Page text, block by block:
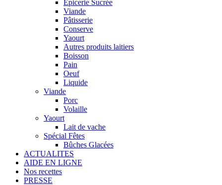
Epicerie Sucrée
Viande
Pâtisserie
Conserve
Yaourt
Autres produits laitiers
Boisson
Pain
Oeuf
Liquide
Viande
Porc
Volaille
Yaourt
Lait de vache
Spécial Fêtes
Bûches Glacées
ACTUALITES
AIDE EN LIGNE
Nos recettes
PRESSE